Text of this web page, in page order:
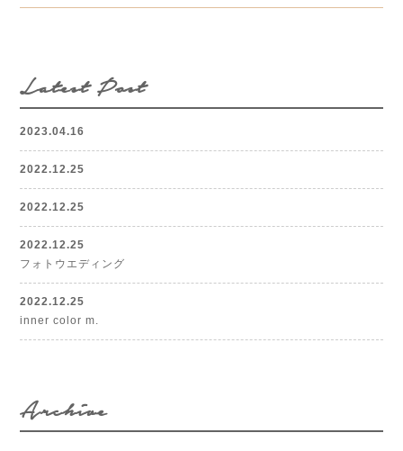
Latest Post
2023.04.16
2022.12.25
2022.12.25
2022.12.25
フォトウエディング
2022.12.25
inner color m.
Archive